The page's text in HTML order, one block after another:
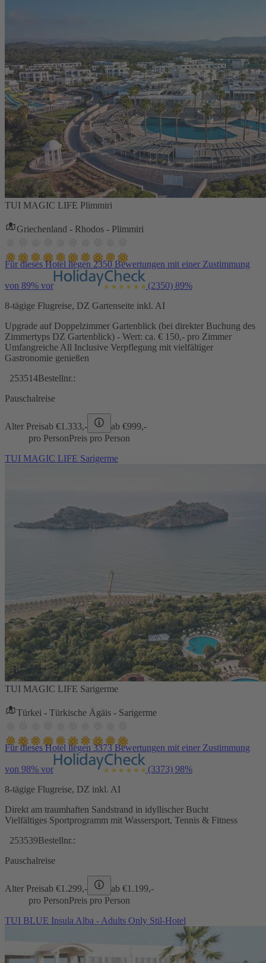
TUI MAGIC LIFE Plimmiri
Griechenland - Rhodos - Plimmiri
Für dieses Hotel liegen 2350 Bewertungen mit einer Zustimmung
von 89% vor (2350) 89%
8-tägige Flugreise, DZ Gartenseite inkl. AI
Upgrade auf Doppelzimmer Gartenblick (bei direkter Buchung des
Zimmertyps DZ Gartenblick) - Wert: ca. € 150,- pro Zimmer
Umfangreiche All Inclusive Verpflegung mit vielfältiger
Gastronomie genießen
253514Bestellnr.:
Pauschalreise
Alter Preisab €1.333,- ab €999,-
pro PersonPreis pro Person
TUI MAGIC LIFE Sarigerme
TUI MAGIC LIFE Sarigerme
Türkei - Türkische Ägäis - Sarigerme
Für dieses Hotel liegen 3373 Bewertungen mit einer Zustimmung
von 98% vor (3373) 98%
8-tägige Flugreise, DZ inkl. AI
Direkt am traumhaften Sandstrand in idyllischer Bucht
Vielfältiges Sportprogramm mit Wassersport, Tennis & Fitness
253539Bestellnr.:
Pauschalreise
Alter Preisab €1.299,- ab €1.199,-
pro PersonPreis pro Person
TUI BLUE Insula Alba - Adults Only Stil-Hotel